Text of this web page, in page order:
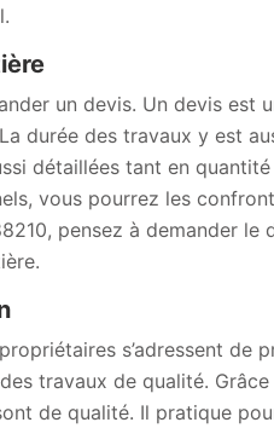
un devis. Un devis est
durée des travaux y est
détaillées tant en quantité
vous pourrez les
pensez à demander le
s’adressent de
travaux de qualité. Grâce
de qualité. Il pratique